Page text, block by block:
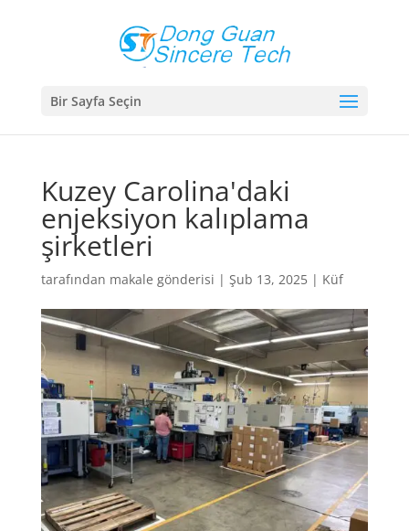
Bir Sayfa Seçin
Kuzey Carolina'daki
enjeksiyon kalıplama
şirketleri
tarafından makale gönderisi | Şub 13, 2025| Küf